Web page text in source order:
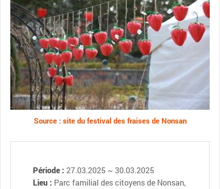
Source : site du festival des fraises de Nonsan
Période : 27.03.2025 ~ 30.03.2025
Lieu : Parc familial des citoyens de Nonsan,